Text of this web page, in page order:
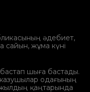
әдебиет,
сайын, жұма күні
шыға бастады.
жазушылар одағының
қаңтарында